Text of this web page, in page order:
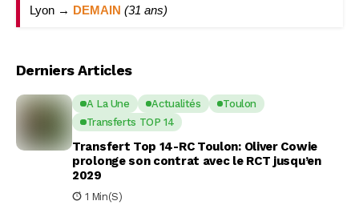
Lyon → DEMAIN (31 ans)
Derniers Articles
A La Une Actualités
Toulon
Transferts TOP 14
Transfert Top 14-RC Toulon: Oliver Cowie
prolonge son contrat avec le RCT jusqu’en
2029
1 Min(s)